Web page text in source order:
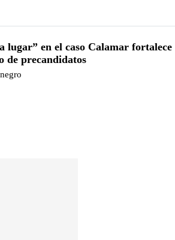
lugar” en el caso Calamar fortalece
de precandidatos